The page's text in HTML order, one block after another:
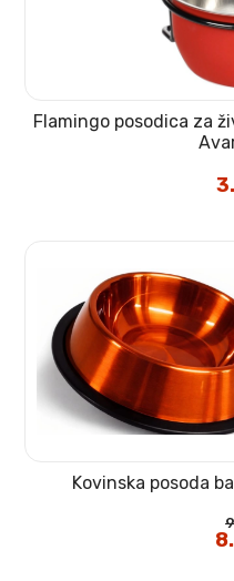
Flamingo posodica za
Kovinska posoda